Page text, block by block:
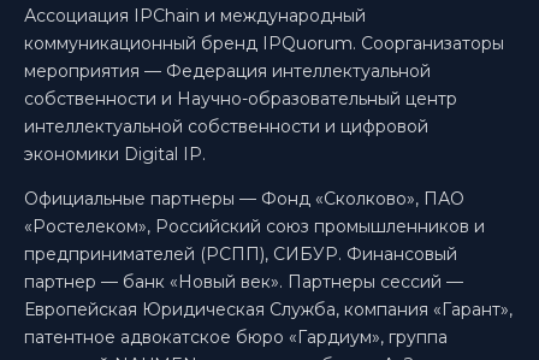
Ассоциация IPChain и международный
коммуникационный бренд IPQuorum. Соорганизаторы
мероприятия — Федерация интеллектуальной
собственности и Научно-образовательный центр
интеллектуальной собственности и цифровой
экономики Digital IP.
Официальные партнеры — Фонд «Сколково», ПАО
«Ростелеком», Российский союз промышленников и
предпринимателей (РСПП), СИБУР. Финансовый
партнер — банк «Новый век». Партнеры сессий —
Европейская Юридическая Служба, компания «Гарант»,
патентное адвокатское бюро «Гардиум», группа